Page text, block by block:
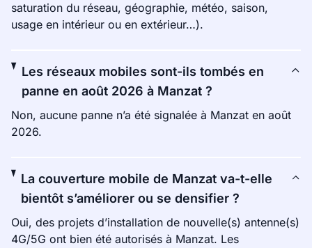
saturation du réseau, géographie, météo, saison,
usage en intérieur ou en extérieur…).
Les réseaux mobiles sont-ils tombés en
panne en août 2026 à Manzat ?
Non, aucune panne n’a été signalée à Manzat en août
2026.
La couverture mobile de Manzat va-t-elle
bientôt s’améliorer ou se densifier ?
Oui, des projets d’installation de nouvelle(s) antenne(s)
4G/5G ont bien été autorisés à Manzat. Les